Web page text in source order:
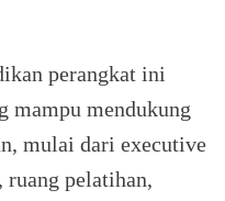
perangkat ini
mampu mendukung
mulai dari executive
ruang pelatihan,